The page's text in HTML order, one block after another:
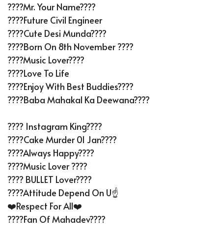
????Mr. Your Name????
????Future Civil Engineer
????Cute Desi Munda????
????Born On 8th November ????
????Music Lover????
????Love To Life
????Enjoy With Best Buddies????
????Baba Mahakal Ka Deewana????
???? Instagram King????
????Cake Murder 01 Jan????
????Always Happy????
????Music Lover ????
????️ BULLET Lover????
????Attitude Depend On U☝️
❤️Respect For All❤️
????Fan Of Mahadev????️